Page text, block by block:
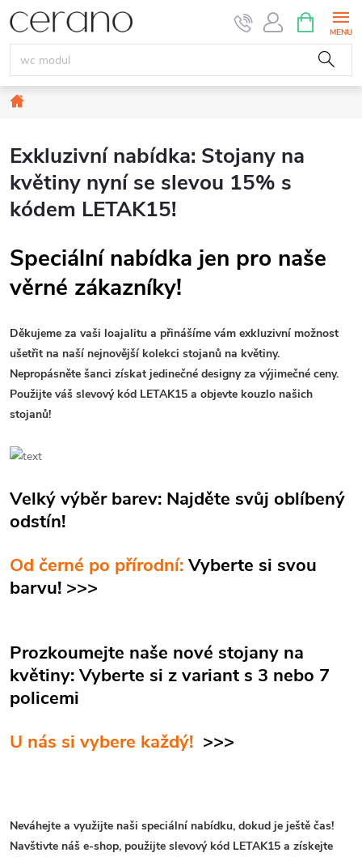
Přejít
na
obsah
NÁKUPNÍ
KOŠÍK
Exkluzivní nabídka: Stojany na
květiny nyní se slevou 15% s
kódem LETAK15!
Speciální nabídka jen pro naše
věrné zákazníky!
Děkujeme za vaši loajalitu a přinášíme vám exkluzivní možnost
ušetřit na naší nejnovější kolekci stojanů na květiny.
Nepropásněte šanci získat jedinečné designy za výjimečné ceny.
Použijte váš slevový kód LETAK15 a objevte kouzlo našich
stojanů!
Velký výběr barev: Najděte svůj oblíbený
odstín!
Od černé po přírodní: Vyberte si svou
barvu! >>>
Prozkoumejte naše nové stojany na
květiny: Vyberte si z variant s 3 nebo 7
policemi
U nás si vybere každý! >>>
Neváhejte a využijte naši speciální nabídku, dokud je ještě čas!
Navštivte náš e-shop, použijte slevový kód LETAK15 a získejte